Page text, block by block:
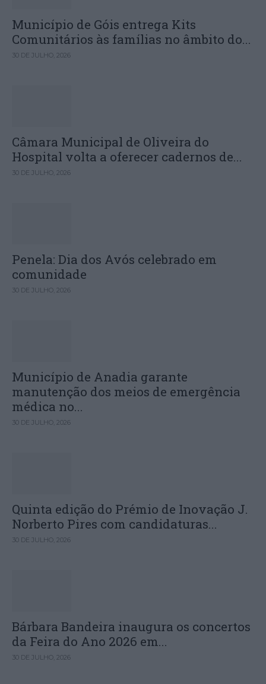
Município de Góis entrega Kits
Comunitários às famílias no âmbito do...
30 DE JULHO, 2026
Câmara Municipal de Oliveira do
Hospital volta a oferecer cadernos de...
30 DE JULHO, 2026
Penela: Dia dos Avós celebrado em
comunidade
30 DE JULHO, 2026
Município de Anadia garante
manutenção dos meios de emergência
médica no...
30 DE JULHO, 2026
Quinta edição do Prémio de Inovação J.
Norberto Pires com candidaturas...
30 DE JULHO, 2026
Bárbara Bandeira inaugura os concertos
da Feira do Ano 2026 em...
30 DE JULHO, 2026